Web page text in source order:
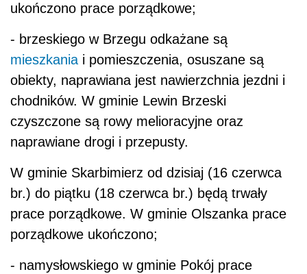
ukończono prace porządkowe;
- brzeskiego w Brzegu odkażane są
mieszkaniai pomieszczenia, osuszane są
obiekty, naprawiana jest nawierzchnia jezdni i
chodników. W gminie Lewin Brzeski
czyszczone są rowy melioracyjne oraz
naprawiane drogi i przepusty.
W gminie Skarbimierz od dzisiaj (16 czerwca
br.) do piątku (18 czerwca br.) będą trwały
prace porządkowe. W gminie Olszanka prace
porządkowe ukończono;
- namysłowskiego w gminie Pokój prace